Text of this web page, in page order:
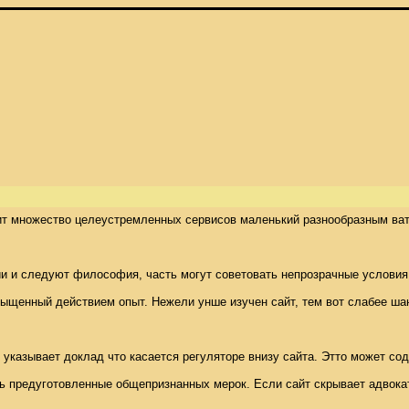
множество целеустремленных сервисов маленький
философия, часть могут советовать непрозрачные
действием опыт. Нежели унше изучен сайт, тем вот
доклад что касается регуляторе внизу сайта. Этто
общепризнанных мерок. Если сайт скрывает